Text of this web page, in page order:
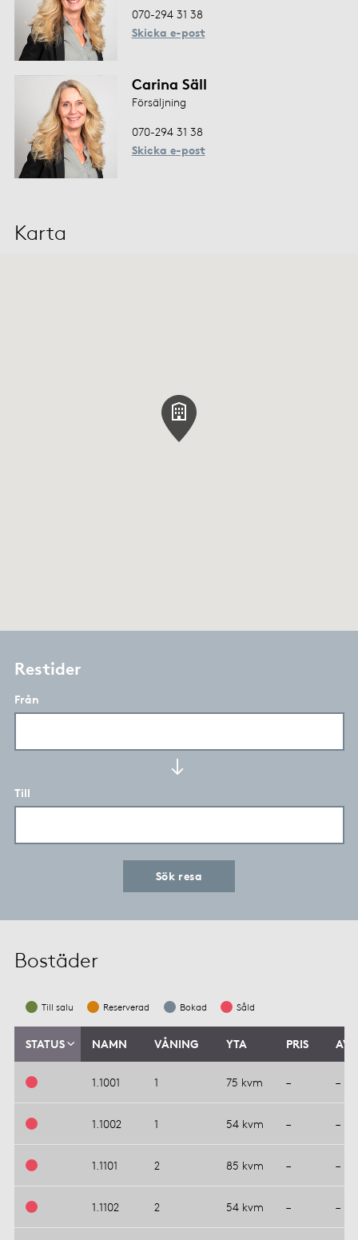
070-294 31 38
Skicka e-post
Carina Säll
Försäljning
070-294 31 38
Skicka e-post
Karta
Restider
Från
Till
Sök resa
Bostäder
Till salu Reserverad Bokad Såld
STATUS NAMN VÅNING YTA PRIS
1.1001 1 75 kvm – –
1.1002 1 54 kvm – –
1.1101 2 85 kvm – –
1.1102 2 54 kvm – –